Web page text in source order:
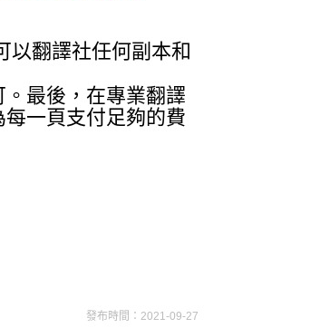
以翻譯社任何副本和
最後，在專業翻譯
一頁支付足夠的費
發布時間：2021-09-27